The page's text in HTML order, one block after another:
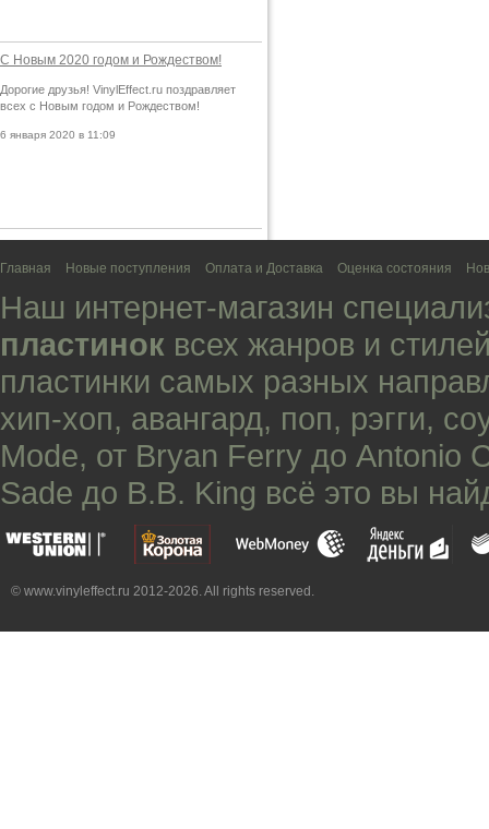
С Новым 2020 годом и Рождеством!
Дорогие друзья! VinylEffect.ru поздравляет
всех с Новым годом и Рождеством!
6 января 2020 в 11:09
Главная Новые поступления Оплата и Доставка Оценка состояния
Наш интернет-магазин
пластинок всех жанров и
пластинки самых разных
хип-хоп, авангард, поп, рэгги,
Mode, от Bryan Ferry до Antonio
Sade до B.B. King всё это вы
© www.vinyleffect.ru 2012-2026. All rights reserved.